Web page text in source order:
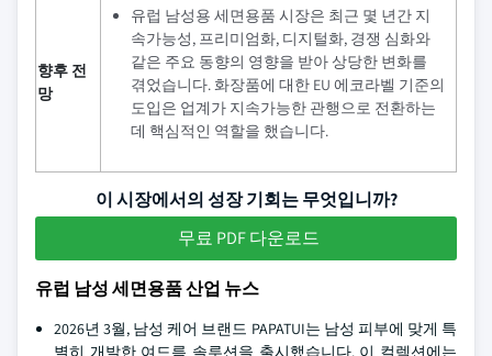
향후 전
망
유럽 남성용 세면용품 시장은 최근 몇 년간 지
속가능성, 프리미엄화, 디지털화, 경쟁 심화와
같은 주요 동향의 영향을 받아 상당한 변화를
겪었습니다. 화장품에 대한 EU 에코라벨 기준의
도입은 업계가 지속가능한 관행으로 전환하는
데 핵심적인 역할을 했습니다.
이 시장에서의 성장 기회는 무엇입니까?
무료 PDF 다운로드
유럽 남성 세면용품 산업 뉴스
2026년 3월, 남성 케어 브랜드 PAPATUI는 남성 피부에 맞게 특
별히 개발한 여드름 솔루션을 출시했습니다. 이 컬렉션에는